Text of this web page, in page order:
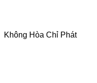
Không Hòa Chỉ Phát